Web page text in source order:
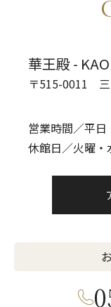
華王殿 -
〒515-0011 三
営業時間／平
休館日／火曜・